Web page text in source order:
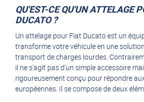
QU'EST-CE QU'UN ATTELAGE
DUCATO ?
Un attelage pour Fiat Ducato est un
transforme votre véhicule en une
transport de charges lourdes.
il ne s'agit pas d'un simple accessoire
rigoureusement conçu pour répondre
européennes. Il se compose de deux